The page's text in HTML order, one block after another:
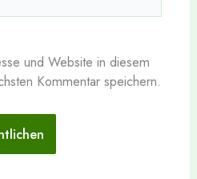
und Website in diesem
Kommentar speichern.